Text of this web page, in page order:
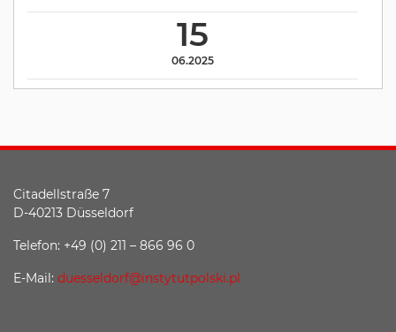
15
06.2025
Citadellstraße 7
D-40213 Düsseldorf
Telefon: +49 (0) 211 – 866 96 0
E-Mail: duesseldorf@instytutpolski.pl